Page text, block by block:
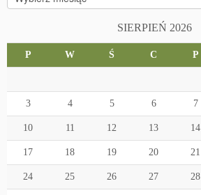
SIERPIEŃ 2026
P W Ś C P
3 4 5 6 7
10 11 12 13 14
17 18 19 20 21
24 25 26 27 28